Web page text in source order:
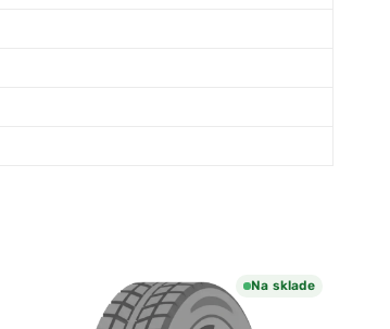
Na sklade